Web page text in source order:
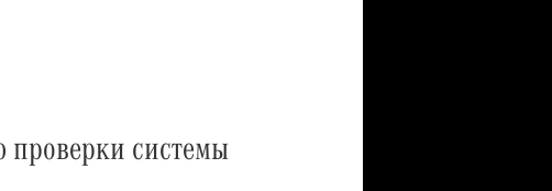
системы